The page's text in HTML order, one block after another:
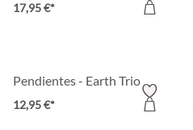
17,95 €*
Pendientes - Earth Trio
12,95 €*